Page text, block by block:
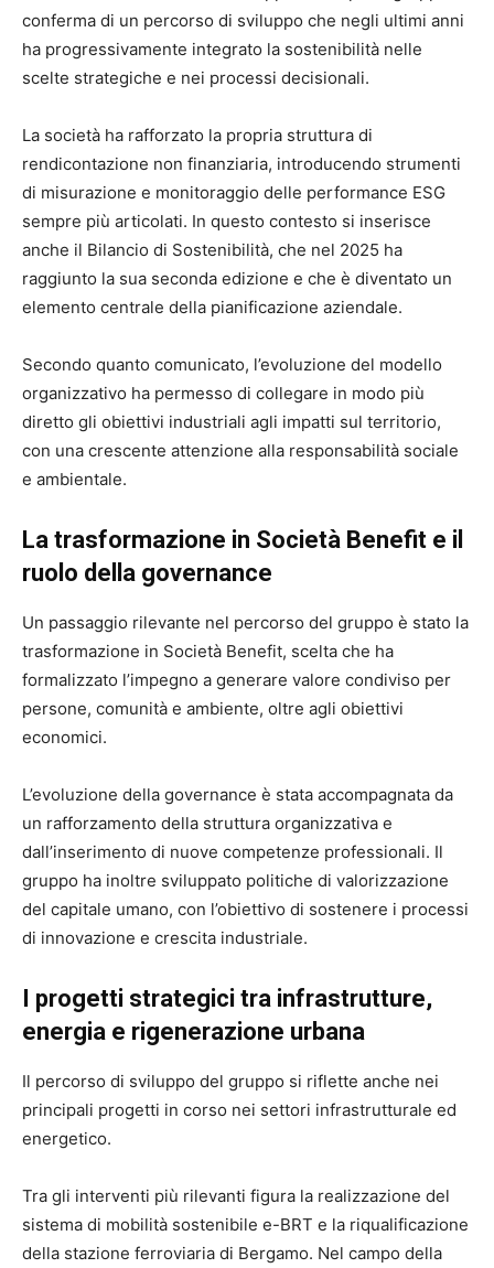
conferma di un percorso di sviluppo che negli ultimi anni
ha progressivamente integrato la sostenibilità nelle
scelte strategiche e nei processi decisionali.
La società ha rafforzato la propria struttura di
rendicontazione non finanziaria, introducendo strumenti
di misurazione e monitoraggio delle performance ESG
sempre più articolati. In questo contesto si inserisce
anche il Bilancio di Sostenibilità, che nel 2025 ha
raggiunto la sua seconda edizione e che è diventato un
elemento centrale della pianificazione aziendale.
Secondo quanto comunicato, l’evoluzione del modello
organizzativo ha permesso di collegare in modo più
diretto gli obiettivi industriali agli impatti sul territorio,
con una crescente attenzione alla responsabilità sociale
e ambientale.
La trasformazione in Società Benefit e il
ruolo della governance
Un passaggio rilevante nel percorso del gruppo è stato la
trasformazione in Società Benefit, scelta che ha
formalizzato l’impegno a generare valore condiviso per
persone, comunità e ambiente, oltre agli obiettivi
economici.
L’evoluzione della governance è stata accompagnata da
un rafforzamento della struttura organizzativa e
dall’inserimento di nuove competenze professionali. Il
gruppo ha inoltre sviluppato politiche di valorizzazione
del capitale umano, con l’obiettivo di sostenere i processi
di innovazione e crescita industriale.
I progetti strategici tra infrastrutture,
energia e rigenerazione urbana
Il percorso di sviluppo del gruppo si riflette anche nei
principali progetti in corso nei settori infrastrutturale ed
energetico.
Tra gli interventi più rilevanti figura la realizzazione del
sistema di mobilità sostenibile e-BRT e la riqualificazione
della stazione ferroviaria di Bergamo. Nel campo della